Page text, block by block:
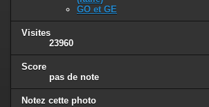
GO et GE
Visites
23960
Score
pas de note
Notez cette photo